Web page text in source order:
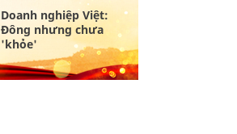
Doanh nghiệp Việt:
Đông nhưng chưa
'khỏe'